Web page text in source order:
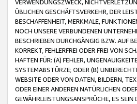
VERWENDUNGSZWECK,
ÜBLICHEN GESCHÄFTSVERKEHR, DER
BESCHAFFENHEIT, MERKMALE,
NOCH UNSERE VERBUNDENEN
BESCHRIEBEN DURCHGÄNGIG BZW. AUF
KORREKT, FEHLERFREI ODER FREI VON
HAFTEN FÜR: (A) FEHLER,
SYSTEMABSTÜRZE; ODER (B)
WEBSITE ODER VON DATEN, BILDERN,
ODER EINER ANDEREN NATÜRLICHEN
GEWÄHRLEISTUNGSANSPRÜCHE, ES SEIN